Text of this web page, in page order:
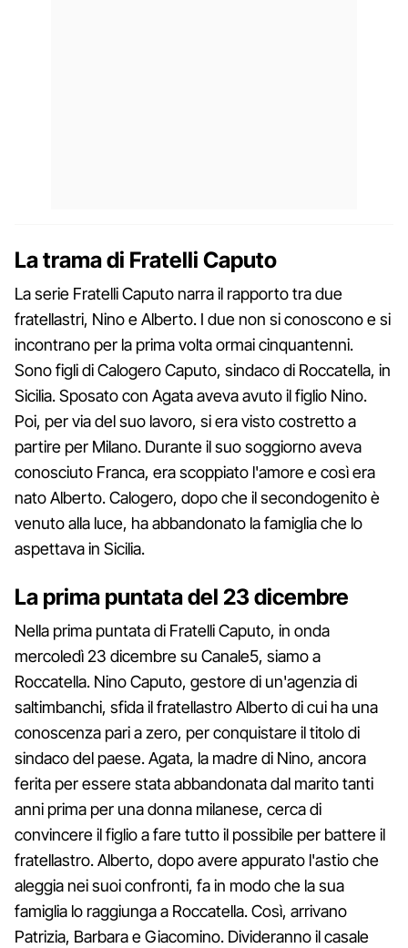
La trama di Fratelli Caputo
La serie Fratelli Caputo narra il rapporto tra due
fratellastri, Nino e Alberto. I due non si conoscono e si
incontrano per la prima volta ormai cinquantenni.
Sono figli di Calogero Caputo, sindaco di Roccatella, in
Sicilia. Sposato con Agata aveva avuto il figlio Nino.
Poi, per via del suo lavoro, si era visto costretto a
partire per Milano. Durante il suo soggiorno aveva
conosciuto Franca, era scoppiato l'amore e così era
nato Alberto. Calogero, dopo che il secondogenito è
venuto alla luce, ha abbandonato la famiglia che lo
aspettava in Sicilia.
La prima puntata del 23 dicembre
Nella prima puntata di Fratelli Caputo, in onda
mercoledì 23 dicembre su Canale5, siamo a
Roccatella. Nino Caputo, gestore di un'agenzia di
saltimbanchi, sfida il fratellastro Alberto di cui ha una
conoscenza pari a zero, per conquistare il titolo di
sindaco del paese. Agata, la madre di Nino, ancora
ferita per essere stata abbandonata dal marito tanti
anni prima per una donna milanese, cerca di
convincere il figlio a fare tutto il possibile per battere il
fratellastro. Alberto, dopo avere appurato l'astio che
aleggia nei suoi confronti, fa in modo che la sua
famiglia lo raggiunga a Roccatella. Così, arrivano
Patrizia, Barbara e Giacomino. Divideranno il casale